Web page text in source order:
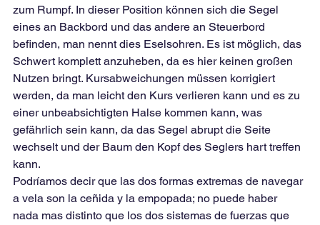
zum Rumpf. In dieser Position können sich die Segel
eines an Backbord und das andere an Steuerbord
befinden, man nennt dies Eselsohren. Es ist möglich, das
Schwert komplett anzuheben, da es hier keinen großen
Nutzen bringt. Kursabweichungen müssen korrigiert
werden, da man leicht den Kurs verlieren kann und es zu
einer unbeabsichtigten Halse kommen kann, was
gefährlich sein kann, da das Segel abrupt die Seite
wechselt und der Baum den Kopf des Seglers hart treffen
kann.
Podríamos decir que las dos formas extremas de navegar
a vela son la ceñida y la empopada; no puede haber
nada mas distinto que los dos sistemas de fuerzas que